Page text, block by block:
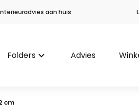
aan huis
Folders keyboard_arrow_down Advies
cm